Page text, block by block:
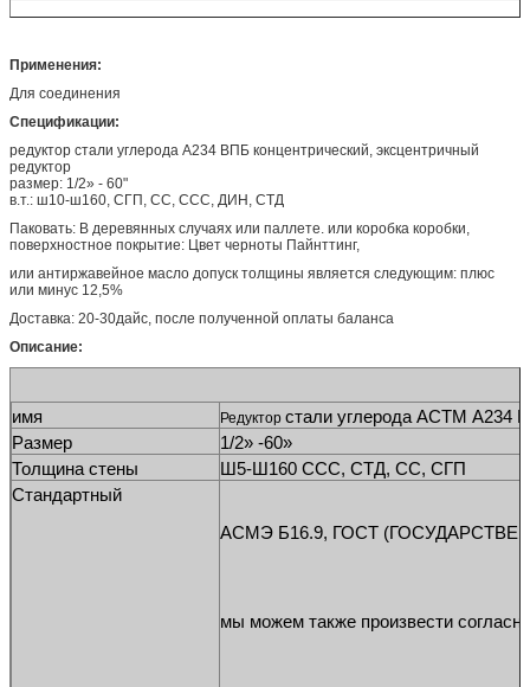
Применения:
Для соединения
Спецификации:
редуктор стали углерода А234 ВПБ концентрический, эксцентричный
редуктор
размер: 1/2» - 60"
в.т.: ш10-ш160, СГП, СС, ССС, ДИН, СТД
Паковать: В деревянных случаях или паллете. или коробка коробки,
поверхностное покрытие: Цвет черноты Пайнттинг,
или антиржавейное масло допуск толщины является следующим: плюс
или минус 12,5%
Доставка: 20-30дайс, после полученной оплаты баланса
Описание:
имя Редуктор стали углерода АСТМ А234
Размер
1/2» -60»
Толщина стены
Ш5-Ш160 ССС, СТД, СС, СГП
Стандартный
АСМЭ Б16.9, ГОСТ
мы можем также произвести